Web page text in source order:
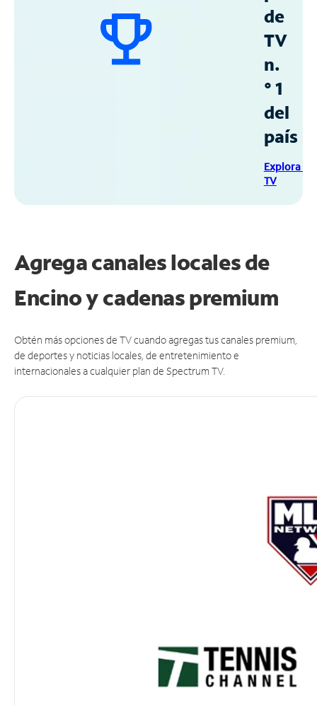
de
TV
n.
° 1
del
país
Explora
TV
Agrega canales locales de
Encino y cadenas premium
Obtén más opciones de TV cuando agregas tus canales premium,
de deportes y noticias locales, de entretenimiento e
internacionales a cualquier plan de Spectrum TV.